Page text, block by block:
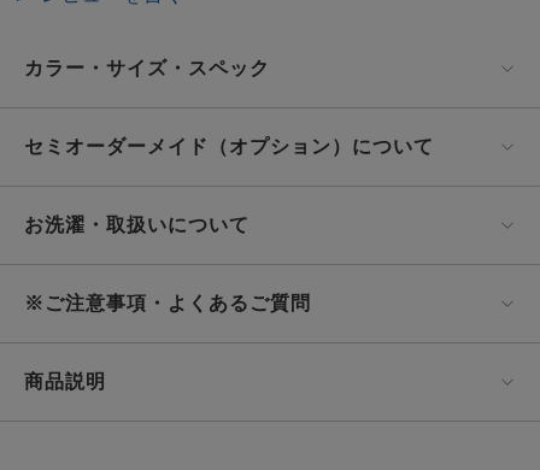
カラー・サイズ・スペック
セミオーダーメイド（オプション）について
お洗濯・取扱いについて
※ご注意事項・よくあるご質問
商品説明